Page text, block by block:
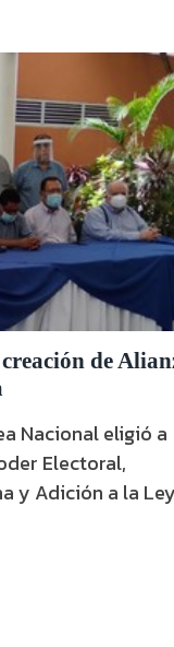
del
de
Nacional eligió a
Electoral,
y Adición a la Ley